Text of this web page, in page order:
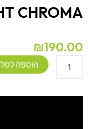
CHROMA
₪190.00
סולארית
הוספה לסל